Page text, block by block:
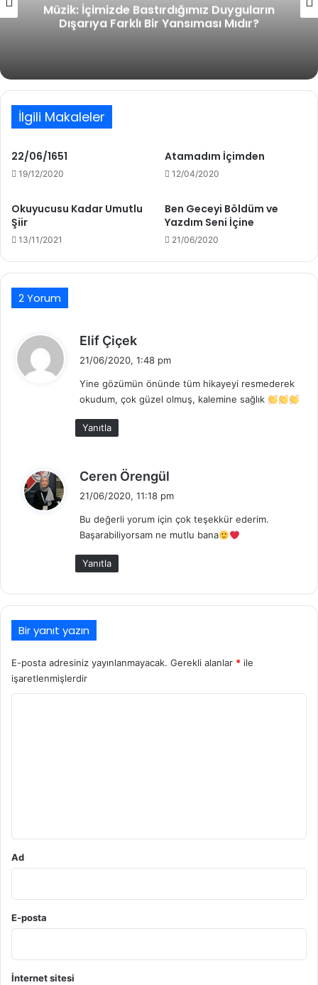
İçimizde Bastırdığımız Duyguların
Dışarıya Farklı Bir Yansıması Mıdır?
İlgili Makaleler
22/06/1651
19/12/2020
Atamadım İçimden
12/04/2020
Okuyucusu Kadar Umutlu
Şiir
13/11/2021
Ben Geceyi Böldüm ve
Yazdım Seni İçine
21/06/2020
2 Yorum
Elif Çiçek
e
i
k
21/06/2020, 1:48 pm
Yine gözümün önünde tüm hikayeyi resmederek
okudum, çok güzel olmuş, kalemine sağlık
Yanıtla
Ceren Örengül
i
k
21/06/2020, 11:18 pm
Bu değerli yorum için çok teşekkür ederim.
Başarabiliyorsam ne mutlu bana
Yanıtla
Bir yanıt yazın
E-posta adresiniz yayınlanmayacak. Gerekli alanlar * ile
işaretlenmişlerdir
Ad
E-posta
İnternet sitesi